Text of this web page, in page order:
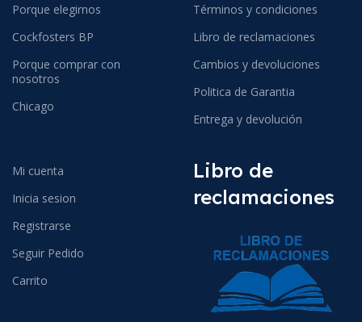
Porque elegirnos
Cockfosters BP
Porque comprar con
nosotros
Chicago
Términos y condiciones
Libro de reclamaciones
Cambios y devoluciones
Politica de Garantia
Entrega y devolución
Mi cuenta
Inicia sesion
Registrarse
Seguir Pedido
Carrito
Libro de
reclamaciones